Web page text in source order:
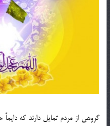
گروهی از مردم تمایل دارند که